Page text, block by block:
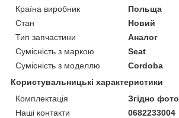
Країна виробник
Польща
Стан
Новий
Тип запчастини
Аналог
Сумісність з маркою
Seat
Сумісність з моделлю
Cordoba
Користувальницькі характеристики
Комплектація
Згідно фото
Наші контакти
0682233004